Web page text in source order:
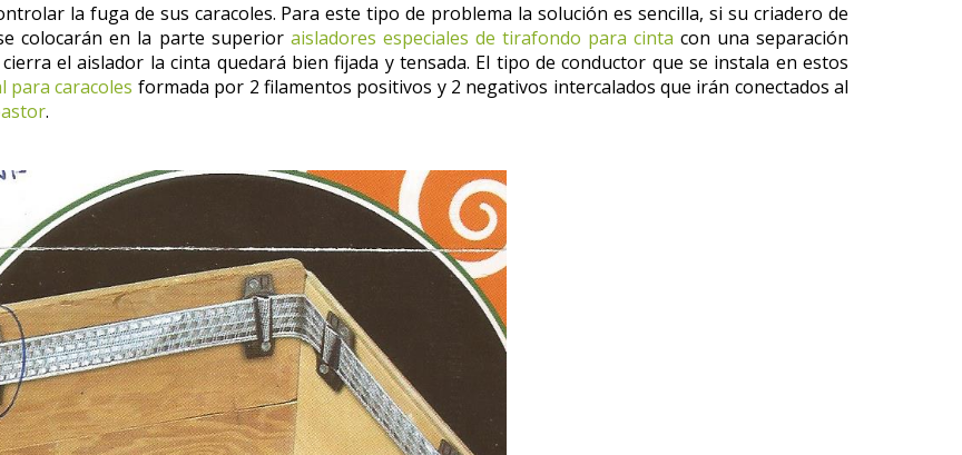
la fuga de sus caracoles. Para este tipo de problema la solución es sencilla, si su criadero de
colocarán en la parte superior aisladores especiales de tirafondo para cinta con una separación
el aislador la cinta quedará bien fijada y tensada. El tipo de conductor que se instala en estos
para caracoles formada por 2 filamentos positivos y 2 negativos intercalados que irán conectados al
.